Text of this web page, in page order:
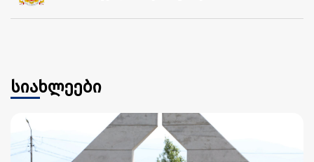
სიახლეები